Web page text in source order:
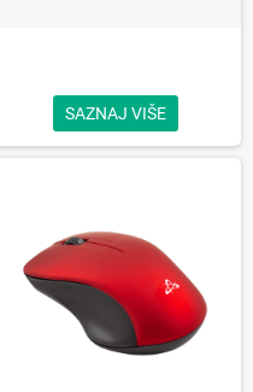
SAZNAJ VIŠE